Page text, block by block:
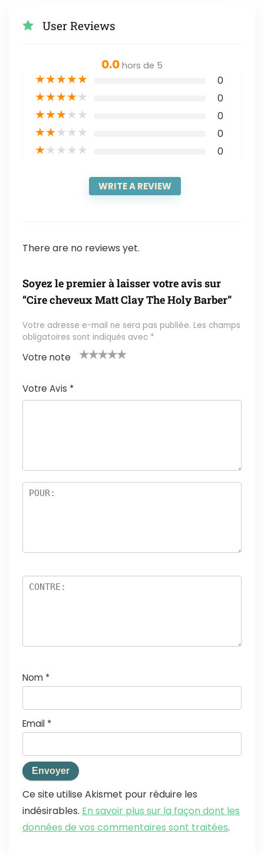
User Reviews
0.0 hors de 5
★★★★★ 0
★★★★★ 0
★★★★★ 0
★★★★★ 0
★★★★★ 0
WRITE A REVIEW
There are no reviews yet.
Soyez le premier à laisser votre avis sur
“Cire cheveux Matt Clay The Holy Barber”
Votre adresse e-mail ne sera pas publiée. Les champs
obligatoires sont indiqués avec *
Votre note
t
5
s
5
Votre Avis *
Nom *
Email *
Ce site utilise Akismet pour réduire les
indésirables. En savoir plus sur la façon dont les
données de vos commentaires sont traitées.